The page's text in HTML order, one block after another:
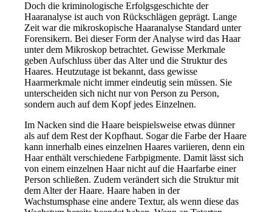
Doch die kriminologische Erfolgsgeschichte der
Haaranalyse ist auch von Rückschlägen geprägt. Lange
Zeit war die mikroskopische Haaranalyse Standard unter
Forensikern. Bei dieser Form der Analyse wird das Haar
unter dem Mikroskop betrachtet. Gewisse Merkmale
geben Aufschluss über das Alter und die Struktur des
Haares. Heutzutage ist bekannt, dass gewisse
Haarmerkmale nicht immer eindeutig sein müssen. Sie
unterscheiden sich nicht nur von Person zu Person,
sondern auch auf dem Kopf jedes Einzelnen.
Im Nacken sind die Haare beispielsweise etwas dünner
als auf dem Rest der Kopfhaut. Sogar die Farbe der Haare
kann innerhalb eines einzelnen Haares variieren, denn ein
Haar enthält verschiedene Farbpigmente. Damit lässt sich
von einem einzelnen Haar nicht auf die Haarfarbe einer
Person schließen. Zudem verändert sich die Struktur mit
dem Alter der Haare. Haare haben in der
Wachstumsphase eine andere Textur, als wenn diese das